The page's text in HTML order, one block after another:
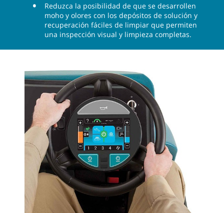
Reduzca la posibilidad de que se desarrollen
moho y olores con los depósitos de solución y
recuperación fáciles de limpiar que permiten
una inspección visual y limpieza completas.